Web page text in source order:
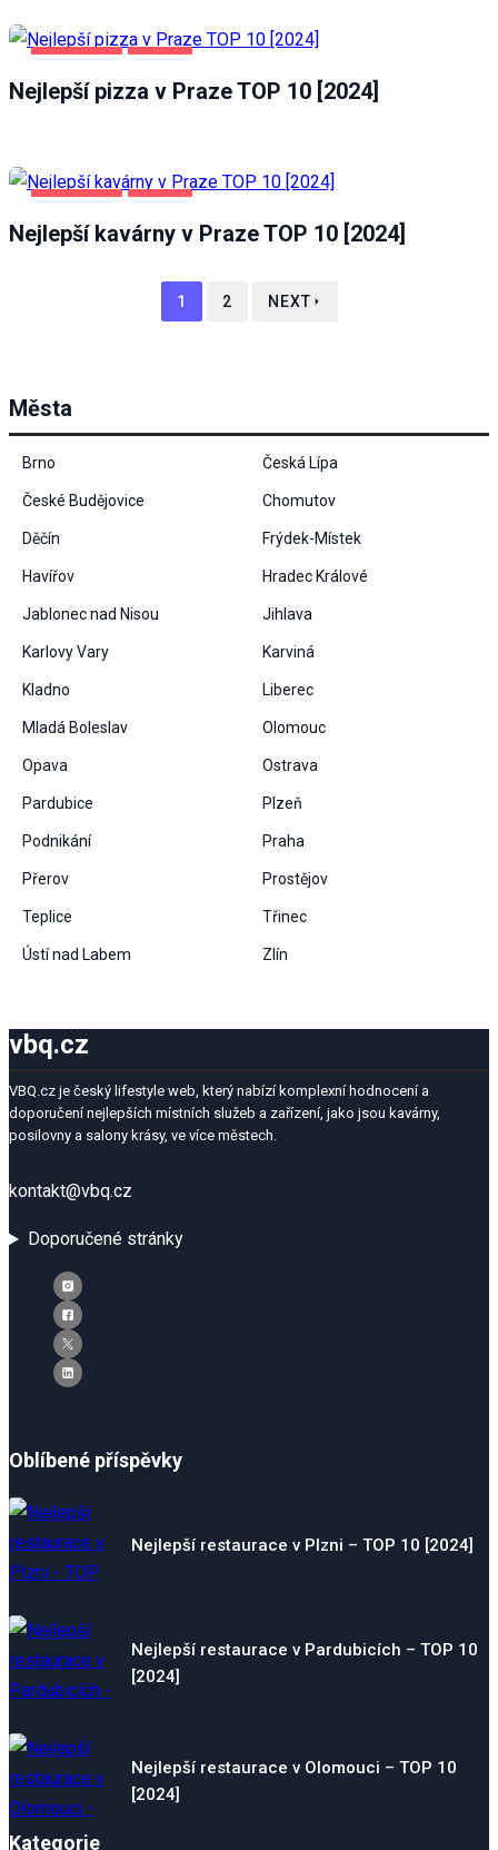
Nejlepší pizza v Praze TOP 10 [2024]
Nejlepší kavárny v Praze TOP 10 [2024]
1 2 NEXT
Města
Brno Česká Lípa
České Budějovice Chomutov
Děčín Frýdek-Místek
Havířov Hradec Králové
Jablonec nad Nisou Jihlava
Karlovy Vary Karviná
Kladno Liberec
Mladá Boleslav Olomouc
Opava Ostrava
Pardubice Plzeň
Podnikání Praha
Přerov Prostějov
Teplice Třinec
Ústí nad Labem Zlín
vbq.cz
VBQ.cz je český lifestyle web, který nabízí komplexní hodnocení a
doporučení nejlepších místních služeb a zařízení, jako jsou kavárny,
posilovny a salony krásy, ve více městech.
kontakt@vbq.cz
Doporučené stránky
Oblíbené příspěvky
Nejlepší restaurace v Plzni – TOP 10 [2024]
Nejlepší restaurace v Pardubicích – TOP 10
[2024]
Nejlepší restaurace v Olomouci – TOP 10
[2024]
Kategorie